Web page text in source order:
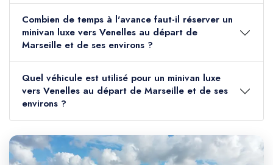
Combien de temps à l'avance faut-il réserver un
minivan luxe vers Venelles au départ de
Marseille et de ses environs ?
Quel véhicule est utilisé pour un minivan luxe
vers Venelles au départ de Marseille et de ses
environs ?